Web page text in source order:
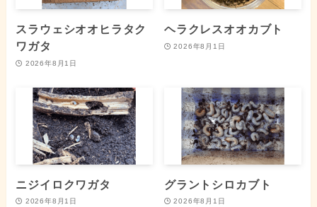
スラウェシオオヒラタク
ワガタ
2026年8月1日
ヘラクレスオオカブト
2026年8月1日
ニジイロクワガタ
2026年8月1日
グラントシロカブト
2026年8月1日